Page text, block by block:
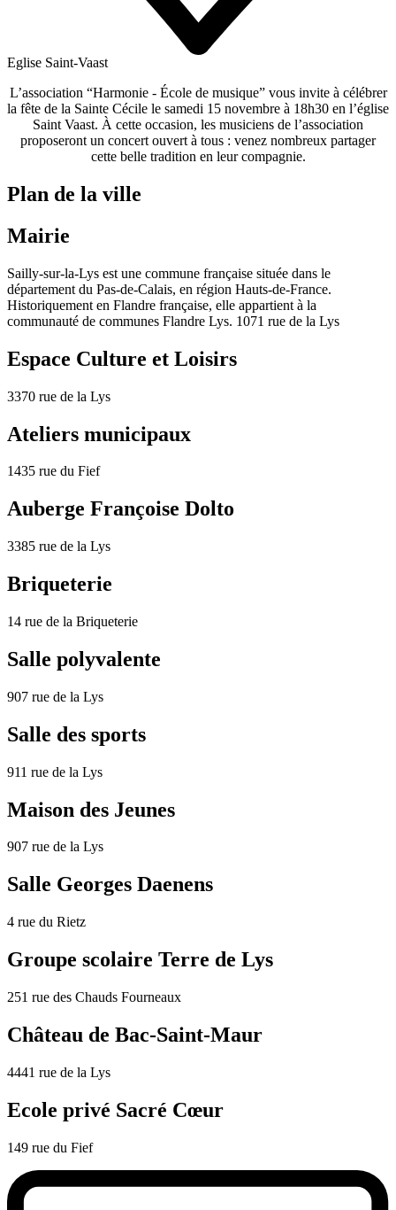
Eglise Saint-Vaast
L’association “Harmonie - École de musique” vous invite à célébrer
la fête de la Sainte Cécile le samedi 15 novembre à 18h30 en l’église
Saint Vaast. À cette occasion, les musiciens de l’association
proposeront un concert ouvert à tous : venez nombreux partager
cette belle tradition en leur compagnie.
Plan de la ville
Mairie
Sailly-sur-la-Lys est une commune française située dans le
département du Pas-de-Calais, en région Hauts-de-France.
Historiquement en Flandre française, elle appartient à la
communauté de communes Flandre Lys. 1071 rue de la Lys
Espace Culture et Loisirs
3370 rue de la Lys
Ateliers municipaux
1435 rue du Fief
Auberge Françoise Dolto
3385 rue de la Lys
Briqueterie
14 rue de la Briqueterie
Salle polyvalente
907 rue de la Lys
Salle des sports
911 rue de la Lys
Maison des Jeunes
907 rue de la Lys
Salle Georges Daenens
4 rue du Rietz
Groupe scolaire Terre de Lys
251 rue des Chauds Fourneaux
Château de Bac-Saint-Maur
4441 rue de la Lys
Ecole privé Sacré Cœur
149 rue du Fief